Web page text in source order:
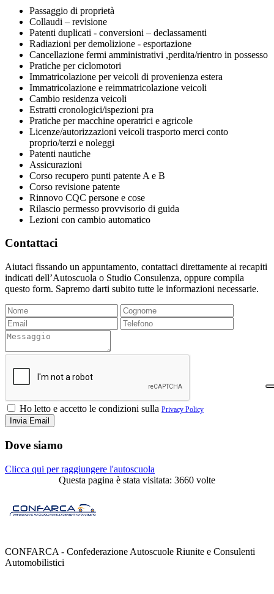
Passaggio di proprietà
Collaudi – revisione
Patenti duplicati - conversioni – declassamenti
Radiazioni per demolizione - esportazione
Cancellazione fermi amministrativi ,perdita/rientro in possesso
Pratiche per ciclomotori
Immatricolazione per veicoli di provenienza estera
Immatricolazione e reimmatricolazione veicoli
Cambio residenza veicoli
Estratti cronologici/ispezioni pra
Pratiche per macchine operatrici e agricole
Licenze/autorizzazioni veicoli trasporto merci conto
proprio/terzi e noleggi
Patenti nautiche
Assicurazioni
Corso recupero punti patente A e B
Corso revisione patente
Rinnovo CQC persone e cose
Rilascio permesso provvisorio di guida
Lezioni con cambio automatico
Contattaci
Aiutaci fissando un appuntamento, contattaci direttamente ai recapiti
indicati dell’Autoscuola o Studio Consulenza, oppure compila
questo form. Sapremo darti subito tutte le informazioni necessarie.
Ho letto e accetto le condizioni sulla Privacy Policy
Dove siamo
Clicca qui per raggiungere l'autoscuola
Questa pagina è stata visitata: 3660 volte
CONFARCA - Confederazione Autoscuole Riunite e Consulenti
Automobilistici